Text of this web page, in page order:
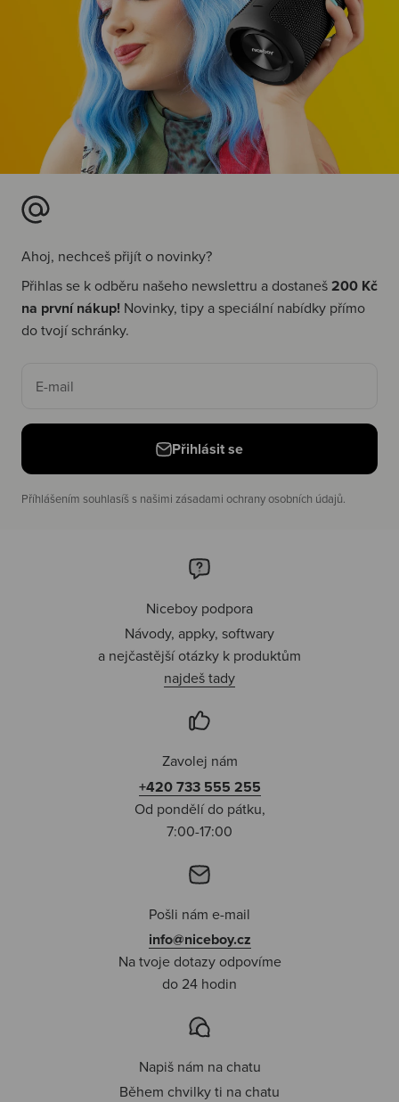
Ahoj, nechceš přijít o novinky?
Přihlas se k odběru našeho newslettru a dostaneš200 Kč
na první nákup! Novinky, tipy a speciální nabídky přímo
do tvojí schránky.
E-mail
Přihlásit se
Příhlášením souhlasíš s našimi zásadami ochrany osobních údajů.
Niceboy podpora
Návody, appky, softwary
a nejčastější otázky k produktům
najdeš tady
Zavolej nám
+420 733 555 255
Od pondělí do pátku,
7:00-17:00
Pošli nám e-mail
info@niceboy.cz
Na tvoje dotazy odpovíme
do 24 hodin
Napiš nám na chatu
Během chvilky ti na chatu